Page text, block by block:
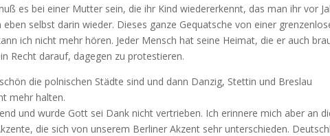
es bei einer Mutter sein, die ihr Kind wiedererkennt, das man ihr vor
selbst darin wieder. Dieses ganze Gequatsche von einer
ich nicht mehr hören. Jeder Mensch hat seine Heimat, die er auch
Recht darauf, dagegen zu protestieren.
die polnischen Städte sind und dann Danzig, Stettin und Breslau
mehr halten.
und wurde Gott sei Dank nicht vertrieben. Ich erinnere mich aber an
die sich von unserem Berliner Akzent sehr unterschieden.